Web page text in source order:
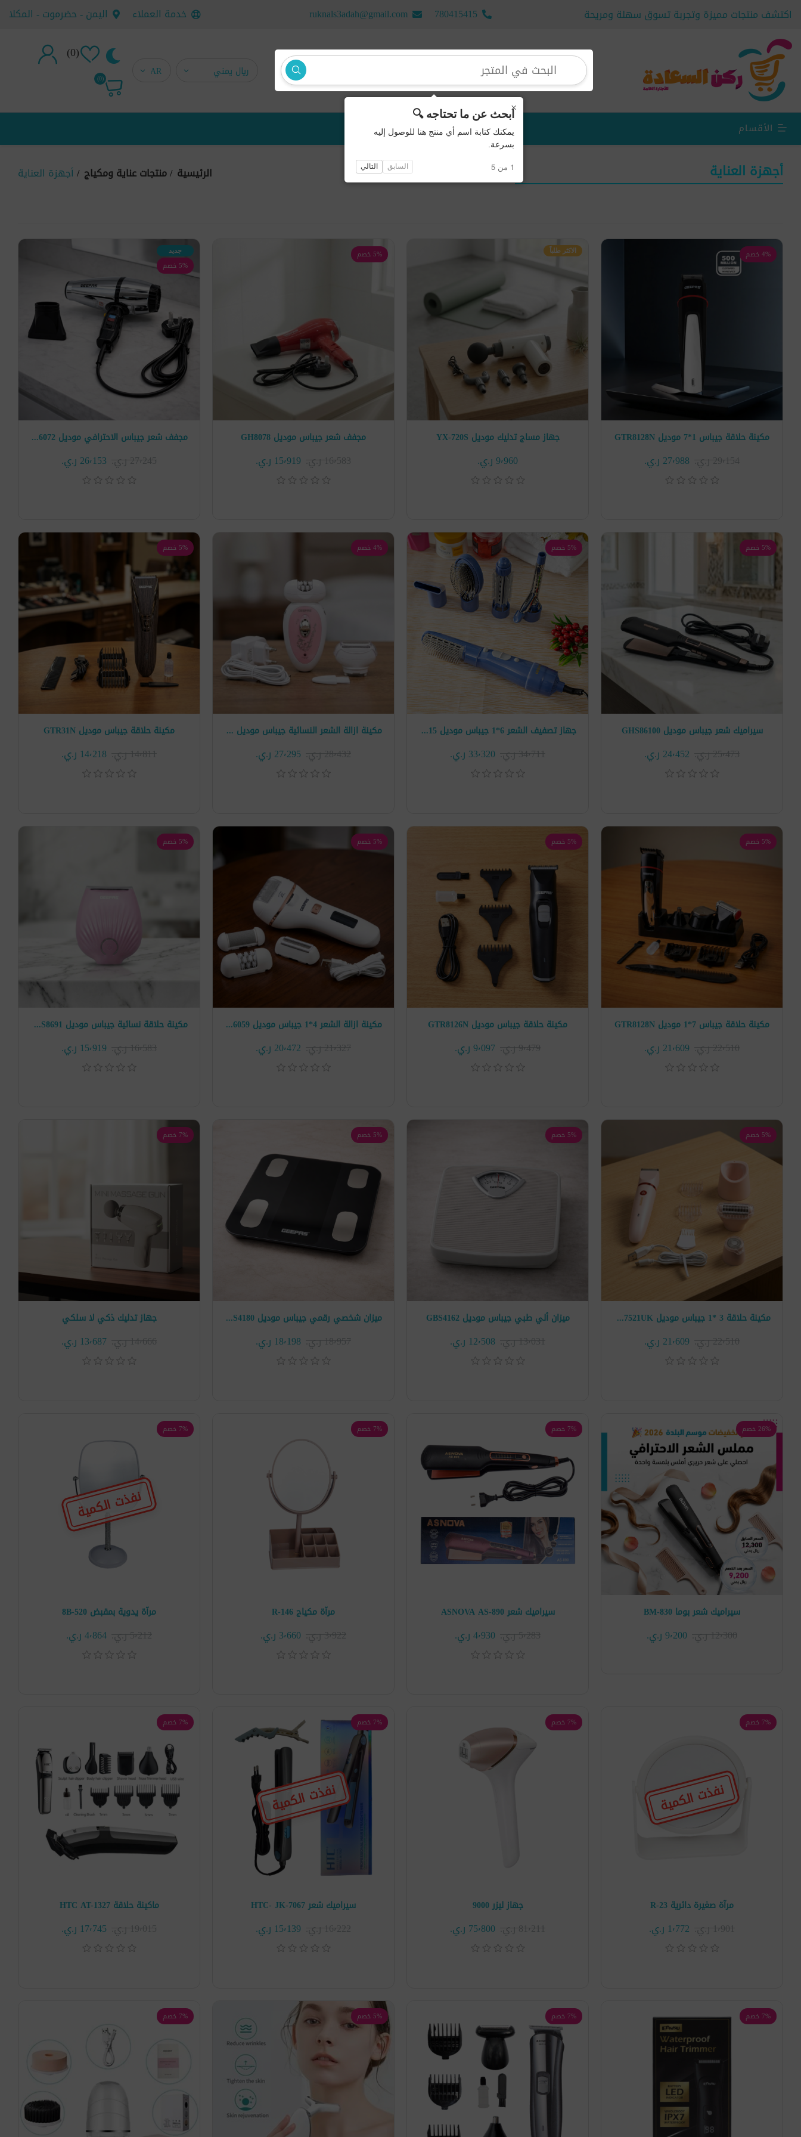
اكتشف منتجات مميزة وتجربة تسوق سهلة ومريحة 780415415
ruknals3adah@gmail.com خدمة العملاء اليمن - حضرموت - المكلا
(0)
تسجيل جديد(0)
الأقسام منتجات جديدة
أجهزة العناية الرئيسية /منتجات عناية ومكياج /أجهزة العناية
مكينة حلاقة جيباس 1*7 موديل GTR8128N
4% خصم
29٬154 ر.ي.‏ 27٬988 ر.ي.‏
جهاز مساج تدليك موديل YX-720S
الاكثر طلباً
9٬960 ر.ي.‏
مجفف شعر جيباس موديل GH8078
5% خصم
16٬583 ر.ي.‏ 15٬919 ر.ي.‏
مجفف شعر جيباس الاحترافي موديل GHD86072
جديد
5% خصم
27٬245 ر.ي.‏ 26٬153 ر.ي.‏
سيراميك شعر جيباس موديل GHS86100
5% خصم
25٬473 ر.ي.‏ 24٬452 ر.ي.‏
جهاز تصفيف الشعر 6*1 جيباس موديل GH715
5% خصم
34٬711 ر.ي.‏ 33٬320 ر.ي.‏
مكينة ازالة الشعر النسائية جيباس موديل GL8679
4% خصم
28٬432 ر.ي.‏ 27٬295 ر.ي.‏
مكينة حلاقة جيباس موديل GTR31N
5% خصم
14٬811 ر.ي.‏ 14٬218 ر.ي.‏
مكينة حلاقة جيباس 7*1 موديل GTR8128N
5% خصم
22٬510 ر.ي.‏ 21٬609 ر.ي.‏
مكينة حلاقة جيباس موديل GTR8126N
5% خصم
9٬479 ر.ي.‏ 9٬097 ر.ي.‏
مكينة ازالة الشعر 4*1 جيباس موديل GLS86059
5% خصم
21٬327 ر.ي.‏ 20٬472 ر.ي.‏
مكينة حلاقة نسائية جيباس موديل GLS8691
5% خصم
16٬583 ر.ي.‏ 15٬919 ر.ي.‏
مكينة حلاقة 3 *1 جيباس موديل GLS57521UK
5% خصم
22٬510 ر.ي.‏ 21٬609 ر.ي.‏
ميزان ألي طبي جيباس موديل GBS4162
5% خصم
13٬031 ر.ي.‏ 12٬508 ر.ي.‏
ميزان شخصي رقمي جيباس موديل GBS4180
5% خصم
18٬957 ر.ي.‏ 18٬198 ر.ي.‏
جهاز تدليك ذكي لا سلكي
7% خصم
14٬666 ر.ي.‏ 13٬687 ر.ي.‏
سيراميك شعر بوما BM-830
26% خصم
12٬300 ر.ي.‏ 9٬200 ر.ي.‏
سيراميك شعر ASNOVA AS-890
7% خصم
5٬283 ر.ي.‏ 4٬930 ر.ي.‏
مرآة مكياج R-146
7% خصم
3٬922 ر.ي.‏ 3٬660 ر.ي.‏
نفذت الكمية
مرآة يدوية بمقبض 520-8B
7% خصم
5٬212 ر.ي.‏ 4٬864 ر.ي.‏
نفذت الكمية
مرآة صغيرة دائرية R-23
7% خصم
1٬901 ر.ي.‏ 1٬772 ر.ي.‏
جهاز ليزر 9000
7% خصم
81٬211 ر.ي.‏ 75٬800 ر.ي.‏
نفذت الكمية
سيراميك شعر HTC- JK-7067
7% خصم
16٬222 ر.ي.‏ 15٬139 ر.ي.‏
ماكينة حلاقة HTC AT-1327
7% خصم
19٬015 ر.ي.‏ 17٬745 ر.ي.‏
7% خصم 7% خصم 5% خصم 7% خصم
×ابحث عن ما تحتاجه 🔍
يمكنك كتابة اسم أي منتج هنا للوصول إليه
بسرعة.
1 من 5 السابق التالي